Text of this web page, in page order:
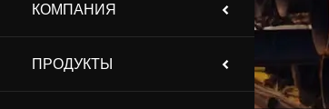
КОМПАНИЯ
ПРОДУКТЫ